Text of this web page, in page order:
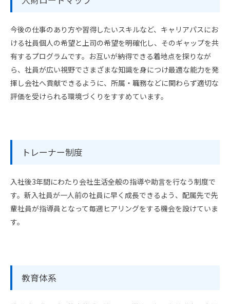
今後の仕事のあり方や習得したいスキルなど、キャリアパスにお
ける社員個人の希望と上司の希望を明確化し、そのギャップを共
有するプログラムです。お互いが納得できる着地点を探りなが
ら、社員が広い視野でさまざまな知識を身につけ最適な能力を発
揮し会社へ貢献できるように、所属・職務などに関わらず適切な
評価を受けられる環境づくりをすすめています。
トレーナー制度
入社後3年間にわたり会社生活全般の指導や助言を行なう制度で
す。新入社員が一人前の社員に早く成長できるよう、配属先で先
輩社員が指導員となって毎週ヒアリングをする機会を設けていま
す。
教育体系